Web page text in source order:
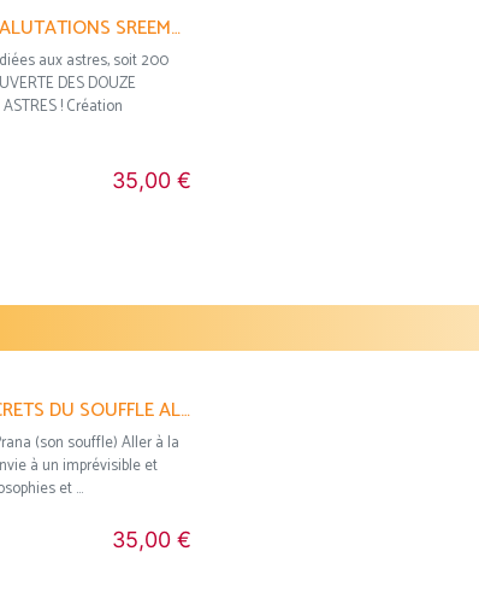
LE GRAND LIVRE DES SALUTATIONS SREEMATI
aux astres, soit 200
DES DOUZE
! Création
35,00 €
PRAṆAYAMA - LES SECRETS DU SOUFFLE ALEX BLAKE
(son souffle) Aller à la
à un imprévisible et
et ...
35,00 €